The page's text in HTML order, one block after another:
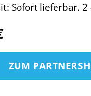
Sofort lieferbar. 2
ZUM